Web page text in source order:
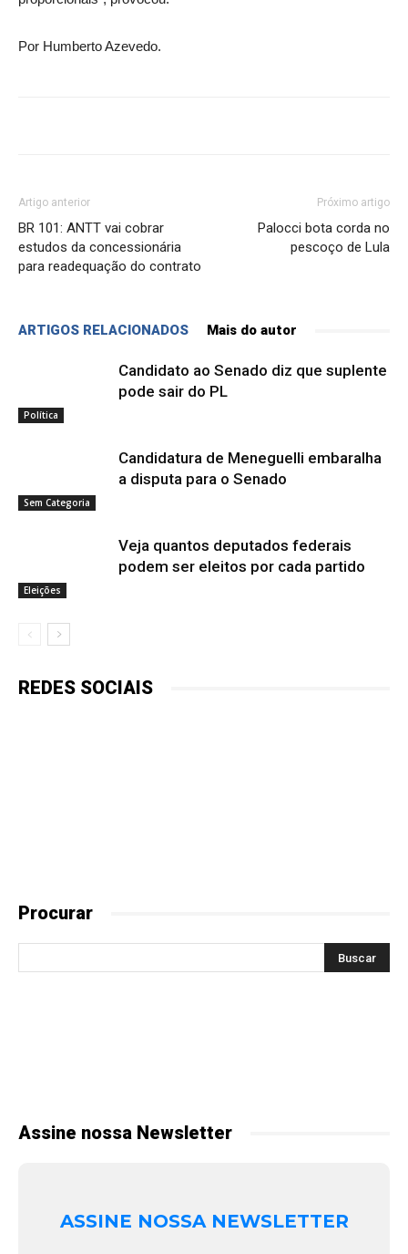
Por Humberto Azevedo.
Artigo anterior
BR 101: ANTT vai cobrar
estudos da concessionária
para readequação do contrato
Próximo artigo
Palocci bota corda no
pescoço de Lula
ARTIGOS RELACIONADOS Mais do autor
Política
Candidato ao Senado diz que suplente
pode sair do PL
Sem Categoria
Candidatura de Meneguelli embaralha
a disputa para o Senado
Eleições
Veja quantos deputados federais
podem ser eleitos por cada partido
REDES SOCIAIS
Procurar
Assine nossa Newsletter
ASSINE NOSSA NEWSLETTER